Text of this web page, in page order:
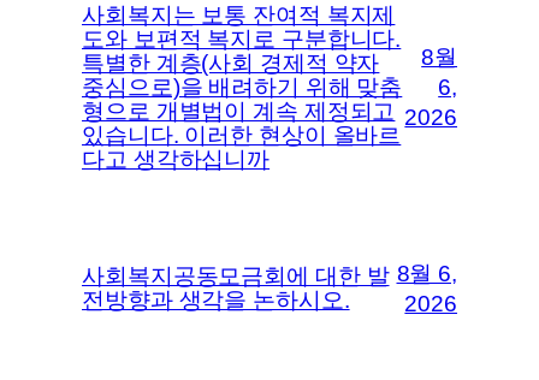
사회복지는 보통 잔여적 복지제
도와 보편적 복지로 구분합니다.
특별한 계층(사회 경제적 약자
중심으로)을 배려하기 위해 맞춤
형으로 개별법이 계속 제정되고
있습니다. 이러한 현상이 올바르
다고 생각하십니까
8월
6,
2026
사회복지공동모금회에 대한 발
전방향과 생각을 논하시오.
8월 6,
2026